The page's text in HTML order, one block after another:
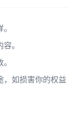
。
，如损害你的权益